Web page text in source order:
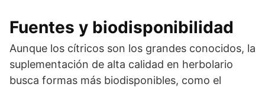
Fuentes y biodisponibilidad
Aunque los cítricos son los grandes conocidos, la
suplementación de alta calidad en herbolario
busca formas más biodisponibles, como el